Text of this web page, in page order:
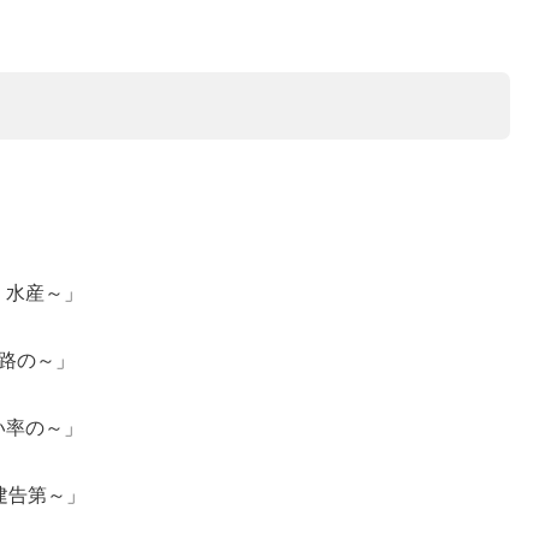
産～」
の～」
の～」
第～」